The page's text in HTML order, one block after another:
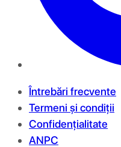
Întrebări frecvente
Termeni și condiții
Confidențialitate
ANPC